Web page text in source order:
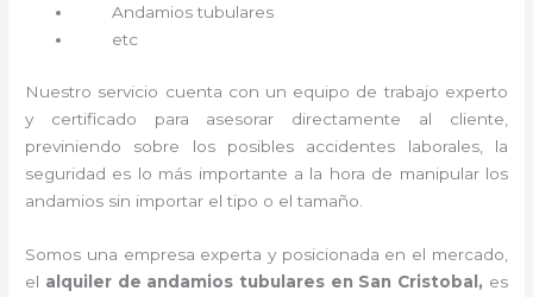
Andamios tubulares
etc
Nuestro servicio cuenta con un equipo de trabajo experto
y certificado para asesorar directamente al cliente,
previniendo sobre los posibles accidentes laborales, la
seguridad es lo más importante a la hora de manipular los
andamios sin importar el tipo o el tamaño.
Somos una empresa experta y posicionada en el mercado,
el alquiler de andamios tubulares en San Cristobal, es